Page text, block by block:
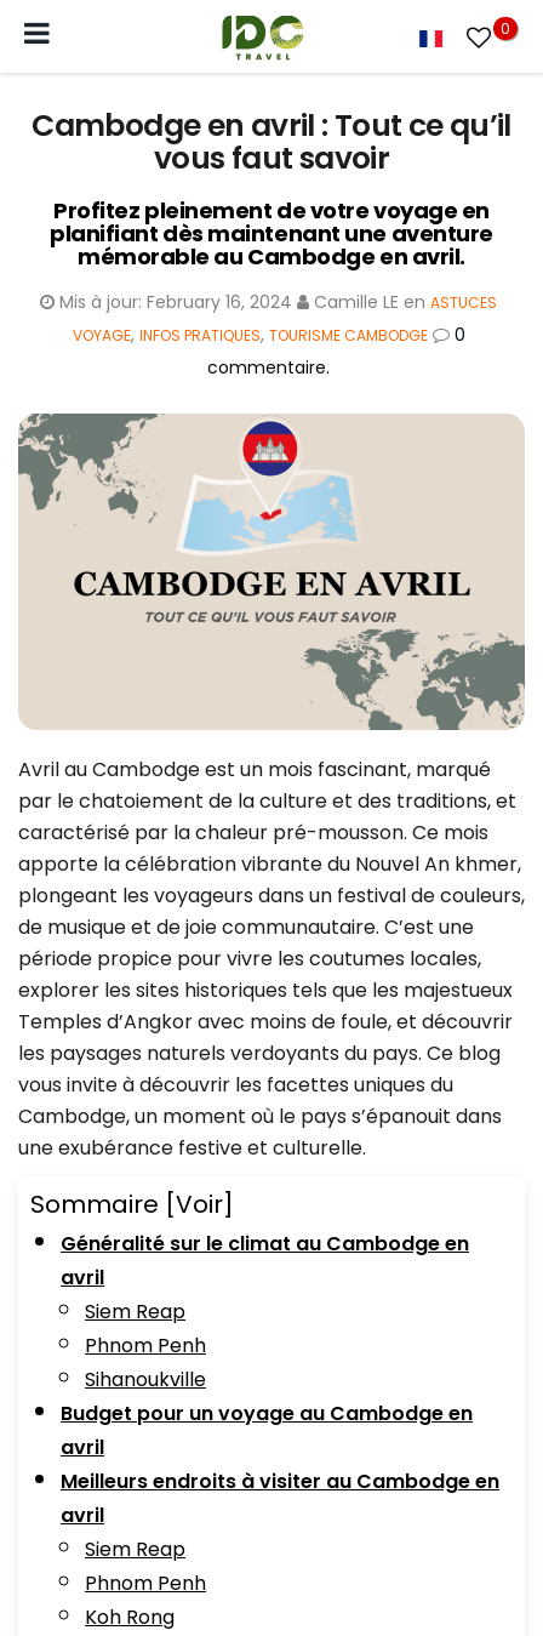
0
Cambodge en avril : Tout ce qu’il
vous faut savoir
Profitez pleinement de votre voyage en
planifiant dès maintenant une aventure
mémorable au Cambodge en avril.
Mis à jour: February 16, 2024 Camille LE en ASTUCES
VOYAGE, INFOS PRATIQUES, TOURISME CAMBODGE
0
commentaire.
Avril au Cambodge est un mois fascinant, marqué
par le chatoiement de la culture et des traditions, et
caractérisé par la chaleur pré-mousson. Ce mois
apporte la célébration vibrante du Nouvel An khmer,
plongeant les voyageurs dans un festival de couleurs,
de musique et de joie communautaire. C’est une
période propice pour vivre les coutumes locales,
explorer les sites historiques tels que les majestueux
Temples d’Angkor avec moins de foule, et découvrir
les paysages naturels verdoyants du pays. Ce blog
vous invite à découvrir les facettes uniques du
Cambodge, un moment où le pays s’épanouit dans
une exubérance festive et culturelle.
Sommaire [Voir]
Généralité sur le climat au Cambodge en
avril
Siem Reap
Phnom Penh
Sihanoukville
Budget pour un voyage au Cambodge en
avril
Meilleurs endroits à visiter au Cambodge en
avril
Siem Reap
Phnom Penh
Koh Rong